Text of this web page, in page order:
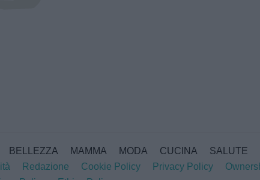
BELLEZZA MAMMA MODA CUCINA SALUTE
Redazione Cookie Policy Privacy Policy